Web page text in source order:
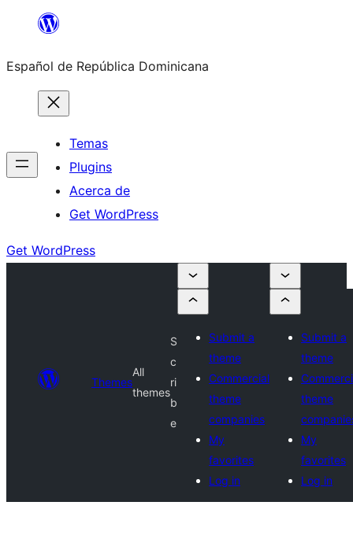
Saltar
contenido
Español de República Dominicana
Temas
Plugins
Acerca de
Get WordPress
Get WordPress
Themes
All
themes
S
c
ri
b
e
Submit a
theme
Commercial
theme
companies
My
favorites
Log in
Submit a
theme
theme
My
favorites
Log in